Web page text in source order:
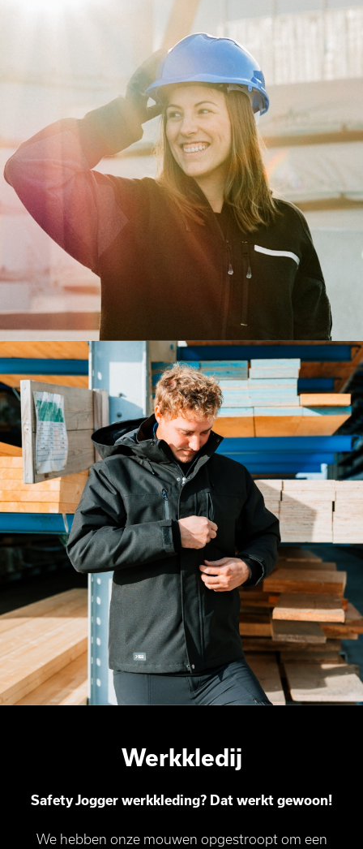
Werkkledij
Safety Jogger werkkleding? Dat werkt gewoon!
We hebben onze mouwen opgestroopt om een